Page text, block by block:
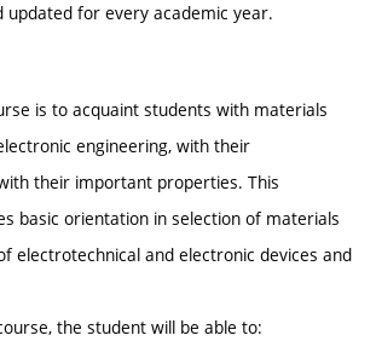
updated for every academic year.
is to acquaint students with materials
engineering, with their
their important properties. This
basic orientation in selection of materials
electrotechnical and electronic devices and
the student will be able to: